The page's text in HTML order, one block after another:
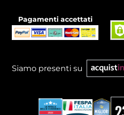
Pagamenti accettati
Siamo presenti su